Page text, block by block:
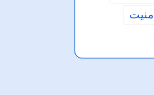
امنیت